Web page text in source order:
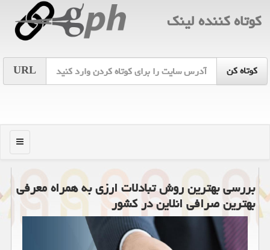
كوتاه كننده لینك
URL
منو
بررسی بهترین روش تبادلات ارزی به همراه معرفی
بهترین صرافی انلاین در كشور